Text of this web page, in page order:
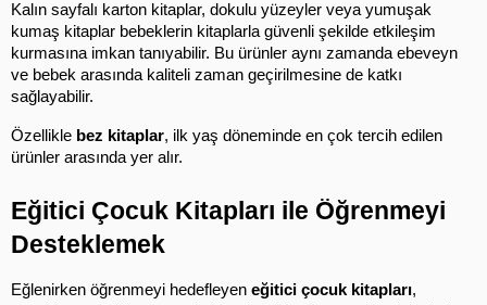
Kalın sayfalı karton kitaplar, dokulu yüzeyler veya yumuşak
kumaş kitaplar bebeklerin kitaplarla güvenli şekilde etkileşim
kurmasına imkan tanıyabilir. Bu ürünler aynı zamanda ebeveyn
ve bebek arasında kaliteli zaman geçirilmesine de katkı
sağlayabilir.
Özellikle bez kitaplar, ilk yaş döneminde en çok tercih edilen
ürünler arasında yer alır.
Eğitici Çocuk Kitapları ile Öğrenmeyi
Desteklemek
Eğlenirken öğrenmeyi hedefleyen eğitici çocuk kitapları,